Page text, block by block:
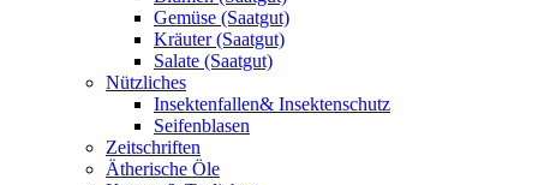
Gemüse (Saatgut)
Kräuter (Saatgut)
Salate (Saatgut)
Nützliches
Insektenfallen& Insektenschutz
Seifenblasen
Zeitschriften
Ätherische Öle